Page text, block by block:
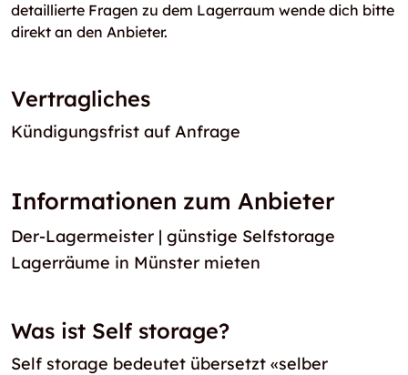
detaillierte Fragen zu dem Lagerraum wende dich bitte
direkt an den Anbieter.
Vertragliches
Kündigungsfrist auf Anfrage
Informationen zum Anbieter
Der-Lagermeister | günstige Selfstorage
Lagerräume in Münster mieten
Was ist Self storage?
Self storage bedeutet übersetzt «selber